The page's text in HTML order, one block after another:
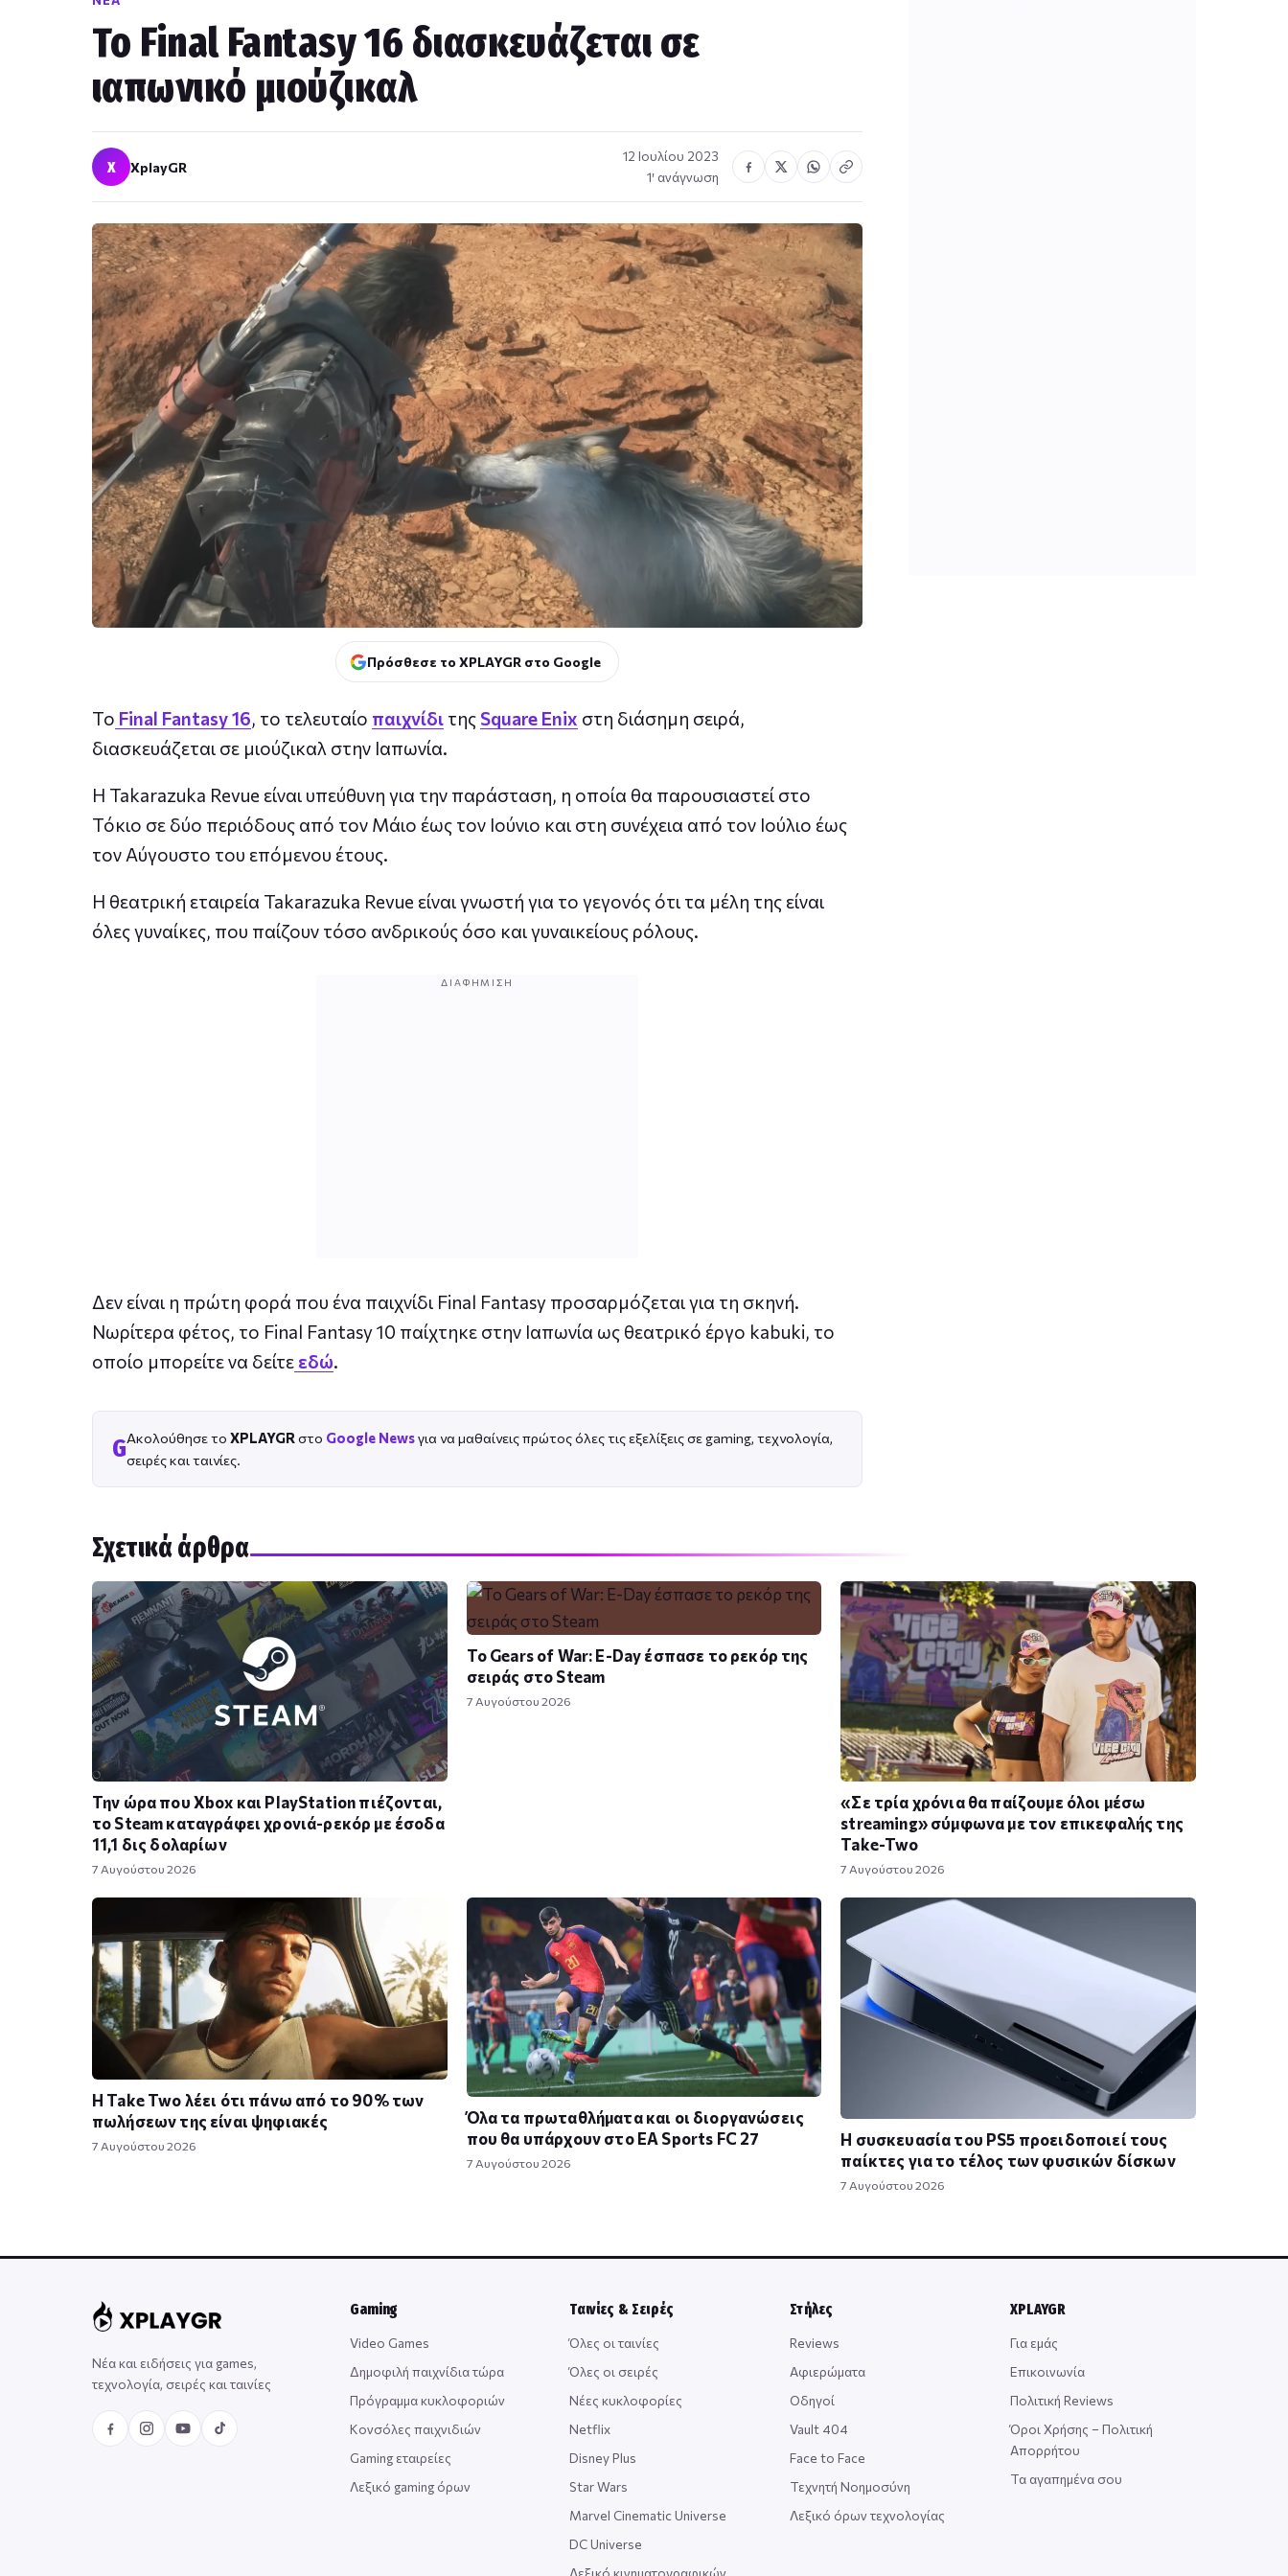
Το Final Fantasy 16 διασκευάζεται σε
ιαπωνικό μιούζικαλ
X XplayGR
12 Ιουλίου 2023
1′ ανάγνωση
Πρόσθεσε το XPLAYGR στο Google
Το Final Fantasy 16, το τελευταίο παιχνίδι της Square Enix στη διάσημη σειρά,
διασκευάζεται σε μιούζικαλ στην Ιαπωνία.
Η Takarazuka Revue είναι υπεύθυνη για την παράσταση, η οποία θα παρουσιαστεί στο
Τόκιο σε δύο περιόδους από τον Μάιο έως τον Ιούνιο και στη συνέχεια από τον Ιούλιο έως
τον Αύγουστο του επόμενου έτους.
Η θεατρική εταιρεία Takarazuka Revue είναι γνωστή για το γεγονός ότι τα μέλη της είναι
όλες γυναίκες, που παίζουν τόσο ανδρικούς όσο και γυναικείους ρόλους.
ΔΙΑΦΉΜΙΣΗ
Δεν είναι η πρώτη φορά που ένα παιχνίδι Final Fantasy προσαρμόζεται για τη σκηνή.
Νωρίτερα φέτος, το Final Fantasy 10 παίχτηκε στην Ιαπωνία ως θεατρικό έργο kabuki, το
οποίο μπορείτε να δείτε εδώ.
GΑκολούθησε το XPLAYGR στο Google Newsγια να μαθαίνεις πρώτος όλες τις εξελίξεις σε gaming, τεχνολογία,
σειρές και ταινίες.
Σχετικά άρθρα
Την ώρα που Xbox και PlayStation πιέζονται,
το Steam καταγράφει χρονιά-ρεκόρ με έσοδα
11,1 δις δολαρίων
7 Αυγούστου 2026
Το Gears of War: E-Day έσπασε το ρεκόρ της
σειράς στο Steam
7 Αυγούστου 2026
«Σε τρία χρόνια θα παίζουμε όλοι μέσω
streaming» σύμφωνα με τον επικεφαλής της
Take-Two
7 Αυγούστου 2026
Η Take Twο λέει ότι πάνω από το 90% των
πωλήσεων της είναι ψηφιακές
7 Αυγούστου 2026
Όλα τα πρωταθλήματα και οι διοργανώσεις
που θα υπάρχουν στο EA Sports FC 27
7 Αυγούστου 2026
Η συσκευασία του PS5 προειδοποιεί τους
παίκτες για το τέλος των φυσικών δίσκων
7 Αυγούστου 2026
Νέα και ειδήσεις για games,
τεχνολογία, σειρές και ταινίες
Gaming
Video Games
Δημοφιλή παιχνίδια τώρα
Πρόγραμμα κυκλοφοριών
Κονσόλες παιχνιδιών
Gaming εταιρείες
Λεξικό gaming όρων
Ταινίες & Σειρές
Όλες οι ταινίες
Όλες οι σειρές
Νέες κυκλοφορίες
Netflix
Disney Plus
Star Wars
Marvel Cinematic Universe
DC Universe
Στήλες
Reviews
Αφιερώματα
Οδηγοί
Vault 404
Face to Face
Τεχνητή Νοημοσύνη
Λεξικό όρων τεχνολογίας
XPLAYGR
Για εμάς
Επικοινωνία
Πολιτική Reviews
Όροι Χρήσης – Πολιτική
Απορρήτου
Τα αγαπημένα σου